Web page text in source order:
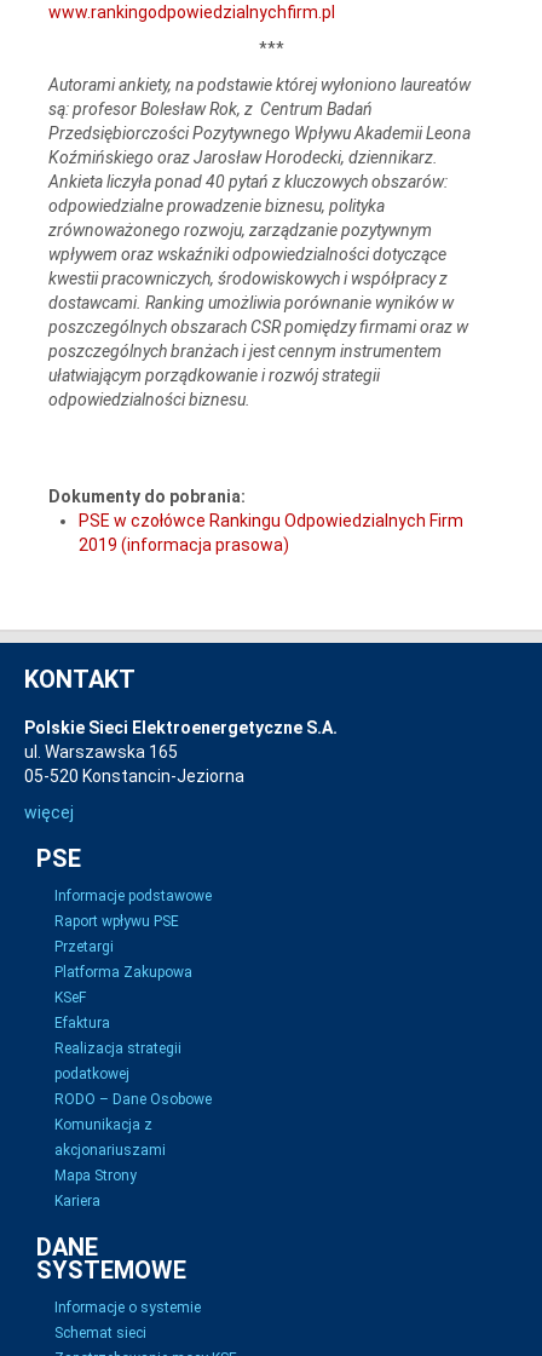
www.rankingodpowiedzialnychfirm.pl
***
Autorami ankiety, na podstawie której wyłoniono laureatów
są: profesor Bolesław Rok, z Centrum Badań
Przedsiębiorczości Pozytywnego Wpływu Akademii Leona
Koźmińskiego oraz Jarosław Horodecki, dziennikarz.
Ankieta liczyła ponad 40 pytań z kluczowych obszarów:
odpowiedzialne prowadzenie biznesu, polityka
zrównoważonego rozwoju, zarządzanie pozytywnym
wpływem oraz wskaźniki odpowiedzialności dotyczące
kwestii pracowniczych, środowiskowych i współpracy z
dostawcami. Ranking umożliwia porównanie wyników w
poszczególnych obszarach CSR pomiędzy firmami oraz w
poszczególnych branżach i jest cennym instrumentem
ułatwiającym porządkowanie i rozwój strategii
odpowiedzialności biznesu.
Dokumenty do pobrania:
PSE w czołówce Rankingu Odpowiedzialnych Firm
2019 (informacja prasowa)
KONTAKT
Polskie Sieci Elektroenergetyczne S.A.
ul. Warszawska 165
05-520 Konstancin-Jeziorna
więcej
PSE
Informacje podstawowe
Raport wpływu PSE
Przetargi
Platforma Zakupowa
KSeF
Efaktura
Realizacja strategii
podatkowej
RODO – Dane Osobowe
Komunikacja z
akcjonariuszami
Mapa Strony
Kariera
DANE
SYSTEMOWE
Informacje o systemie
Schemat sieci